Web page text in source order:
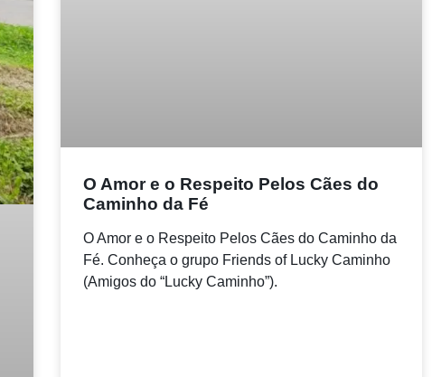
O Amor e o Respeito Pelos Cães do
Caminho da Fé
O Amor e o Respeito Pelos Cães do Caminho da
Fé. Conheça o grupo Friends of Lucky Caminho
(Amigos do “Lucky Caminho”).